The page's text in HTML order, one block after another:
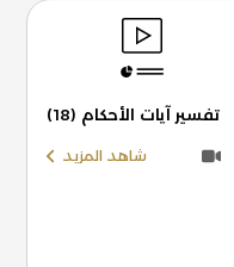
تفسير آيات الأحكام (18)
شاهد المزيد